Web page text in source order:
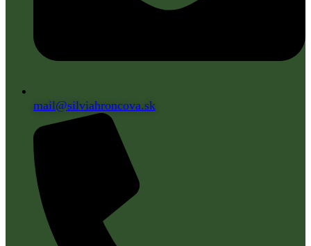
mail@silviahroncova.sk